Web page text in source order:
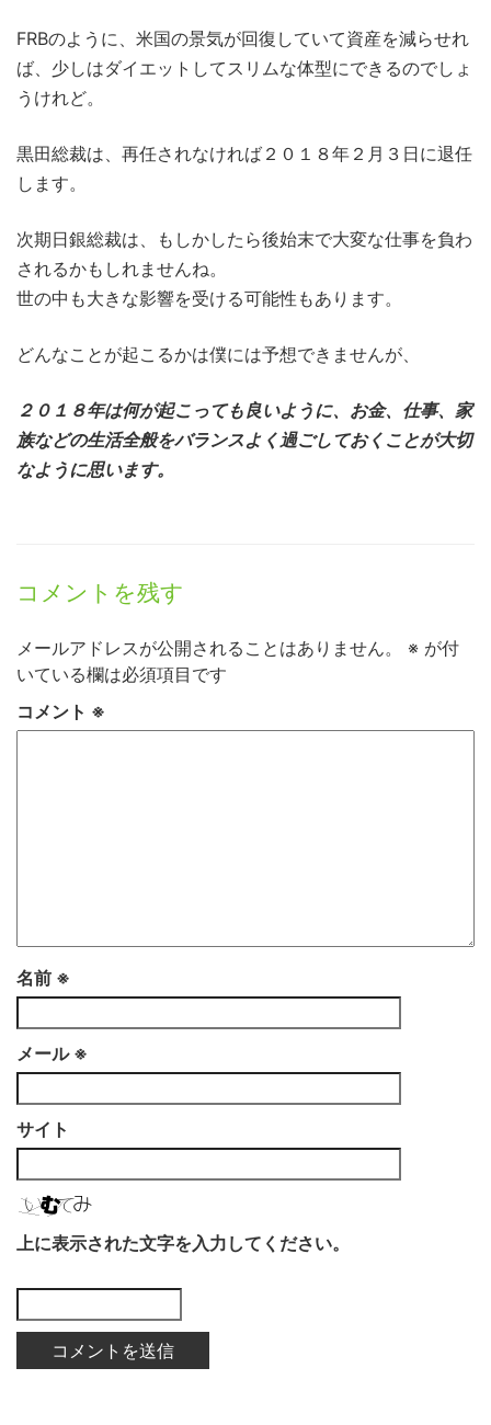
FRBのように、米国の景気が回復していて資産を減らせれ
ば、少しはダイエットしてスリムな体型にできるのでしょ
うけれど。
黒田総裁は、再任されなければ２０１８年２月３日に退任
します。
次期日銀総裁は、もしかしたら後始末で大変な仕事を負わ
されるかもしれませんね。
世の中も大きな影響を受ける可能性もあります。
どんなことが起こるかは僕には予想できませんが、
２０１８年は何が起こっても良いように、お金、仕事、家
族などの生活全般をバランスよく過ごしておくことが大切
なように思います。
コメントを残す
メールアドレスが公開されることはありません。 ※ が付
いている欄は必須項目です
コメント ※
名前 ※
メール ※
サイト
上に表示された文字を入力してください。